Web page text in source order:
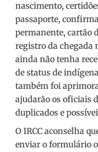
nascimento,
passaporte,
permanente, cartão
registro da chegada
ainda não tenha
de status de
também foi
ajudarão os oficiais
duplicados e
O IRCC aconselha
enviar o formulário